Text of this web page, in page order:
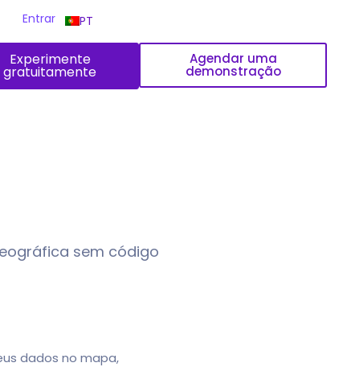
Entrar PT
Experimente
gratuitamente
Agendar uma
demonstração
sem código
dados no mapa,